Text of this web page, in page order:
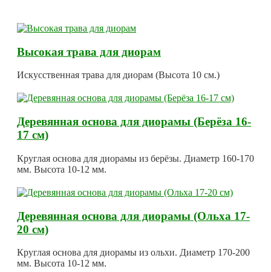
Высокая трава для диорам
Искусственная трава для диорам (Высота 10 см.)
Деревянная основа для диорамы (Берёза 16-
17 см)
Круглая основа для диорамы из берёзы. Диаметр 160-170
мм. Высота 10-12 мм.
Деревянная основа для диорамы (Ольха 17-
20 см)
Круглая основа для диорамы из ольхи. Диаметр 170-200
мм. Высота 10-12 мм.